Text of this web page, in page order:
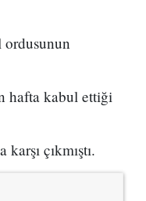
ordusunun
hafta kabul ettiği
çıkmıştı.